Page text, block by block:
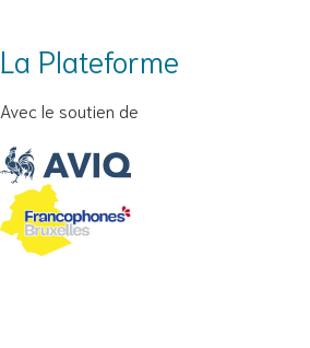
La Plateforme
Avec le soutien de